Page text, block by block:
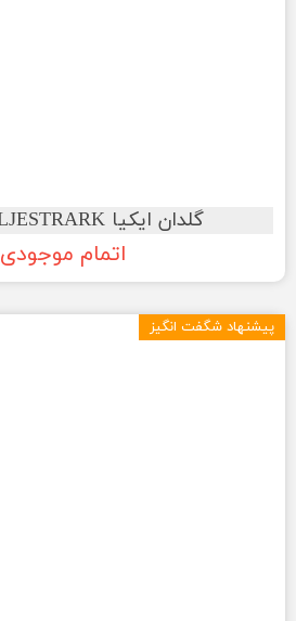
گلدان ایکیا IKEA VILJESTRARK
اتمام موجودی
پیشنهاد شگفت انگیز